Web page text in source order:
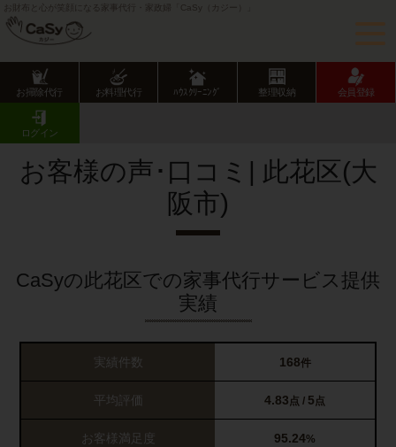
お財布と心が笑顔になる家事代行・家政婦「CaSy（カジー）」
お掃除代行 お料理代行 ﾊｳｽｸﾘｰﾆﾝｸﾞ 整理収納 会員登録
ログイン
CaSy TOP
お客様の声･口コミ一覧
お客様の声･口コミ| 此花区(大
阪市)
CaSyの此花区での家事代行サービス提供
実績
実績件数 168件
平均評価 4.83 点 / 5 点
お客様満足度 95.24%